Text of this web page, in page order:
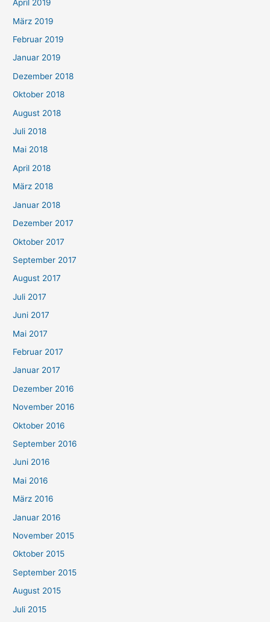
April 2019
März 2019
Februar 2019
Januar 2019
Dezember 2018
Oktober 2018
August 2018
Juli 2018
Mai 2018
April 2018
März 2018
Januar 2018
Dezember 2017
Oktober 2017
September 2017
August 2017
Juli 2017
Juni 2017
Mai 2017
Februar 2017
Januar 2017
Dezember 2016
November 2016
Oktober 2016
September 2016
Juni 2016
Mai 2016
März 2016
Januar 2016
November 2015
Oktober 2015
September 2015
August 2015
Juli 2015